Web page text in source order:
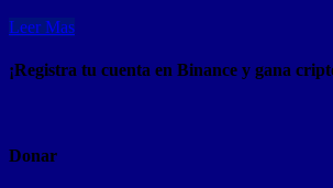
Leer Mas
¡Registra tu cuenta en Binance y gana
Donar